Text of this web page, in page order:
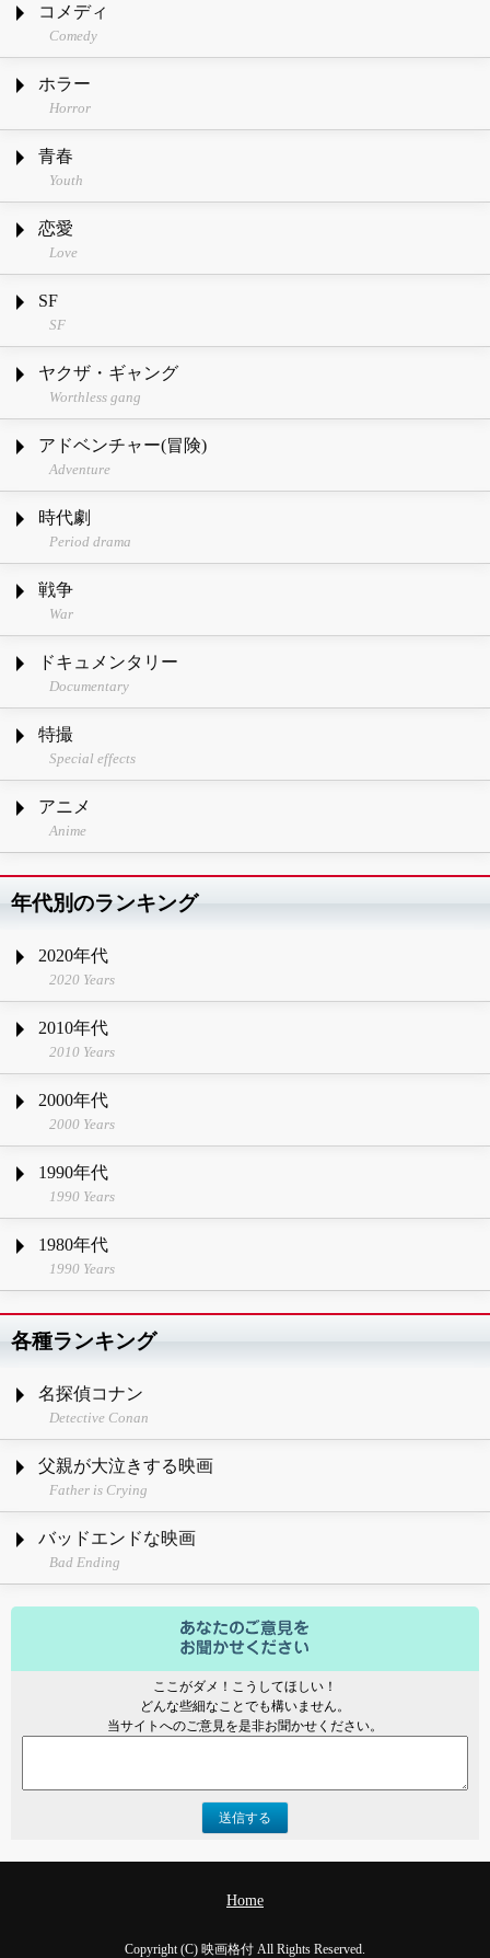
コメディ
Comedy
ホラー
Horror
青春
Youth
恋愛
Love
SF
SF
ヤクザ・ギャング
Worthless gang
アドベンチャー(冒険)
Adventure
時代劇
Period drama
戦争
War
ドキュメンタリー
Documentary
特撮
Special effects
アニメ
Anime
年代別のランキング
2020年代
2020 Years
2010年代
2010 Years
2000年代
2000 Years
1990年代
1990 Years
1980年代
1990 Years
各種ランキング
名探偵コナン
Detective Conan
父親が大泣きする映画
Father is Crying
バッドエンドな映画
Bad Ending
ここがダメ！こうしてほしい！
どんな些細なことでも構いません。
当サイトへのご意見を是非お聞かせください。
送信する
Home
Copyright (C) 映画格付 All Rights Reserved.